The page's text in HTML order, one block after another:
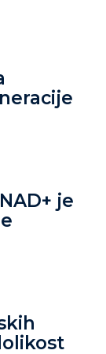
je